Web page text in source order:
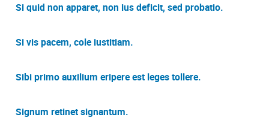
Si quid non apparet, non ius deficit, sed probatio.
Si vis pacem, cole iustitiam.
Sibi primo auxilium eripere est leges tollere.
Signum retinet signantum.